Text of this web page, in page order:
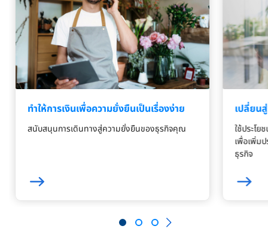
ทำให้การเงินเพื่อความยั่งยืนเป็นเรื่องง่าย
สนับสนุนการเดินทางสู่ความยั่งยืนของธุรกิจคุณ
เปลี่ยน
ใช้ประโย
เพื่อเพิ่ม
ธุรกิจ